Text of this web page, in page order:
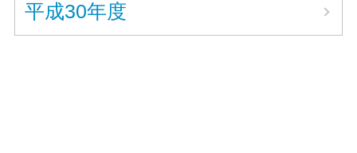
平成30年度